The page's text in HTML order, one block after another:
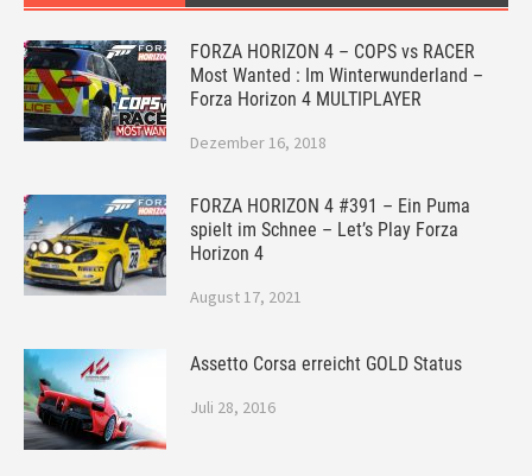
FORZA HORIZON 4 – COPS vs RACER
Most Wanted : Im Winterwunderland –
Forza Horizon 4 MULTIPLAYER
Dezember 16, 2018
FORZA HORIZON 4 #391 – Ein Puma
spielt im Schnee – Let’s Play Forza
Horizon 4
August 17, 2021
Assetto Corsa erreicht GOLD Status
Juli 28, 2016